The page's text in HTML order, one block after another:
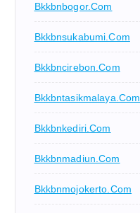
Bkkbnbogor.com
Bkkbnsukabumi.com
Bkkbncirebon.com
Bkkbntasikmalaya.com
Bkkbnkediri.com
Bkkbnmadiun.com
Bkkbnmojokerto.com